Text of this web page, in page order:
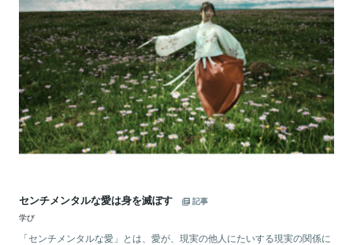
センチメンタルな愛は身を滅ぼす
記事
学び
「センチメンタルな愛」とは、愛が、現実の他人にたいする現実の関係に